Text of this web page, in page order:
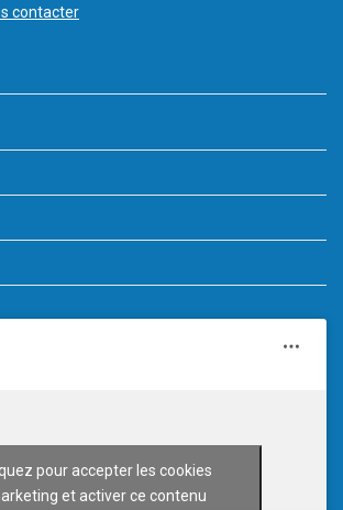
contacter
pour accepter les cookies
et activer ce contenu